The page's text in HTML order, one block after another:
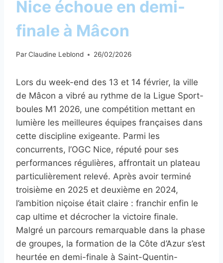
Nice échoue en demi-
finale à Mâcon
ParClaudine Leblond 26/02/2026
Lors du week-end des 13 et 14 février, la ville
de Mâcon a vibré au rythme de la Ligue Sport-
boules M1 2026, une compétition mettant en
lumière les meilleures équipes françaises dans
cette discipline exigeante. Parmi les
concurrents, l’OGC Nice, réputé pour ses
performances régulières, affrontait un plateau
particulièrement relevé. Après avoir terminé
troisième en 2025 et deuxième en 2024,
l’ambition niçoise était claire : franchir enfin le
cap ultime et décrocher la victoire finale.
Malgré un parcours remarquable dans la phase
de groupes, la formation de la Côte d’Azur s’est
heurtée en demi-finale à Saint-Quentin-